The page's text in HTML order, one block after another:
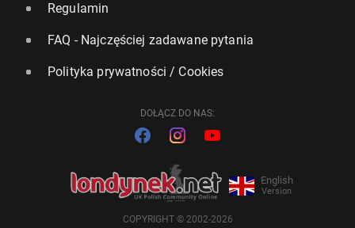
Regulamin
FAQ - Najczęściej zadawane pytania
Polityka prywatności / Cookies
DOŁĄCZ DO NAS:
English
Version
COPYRIGHT © 2002-2026